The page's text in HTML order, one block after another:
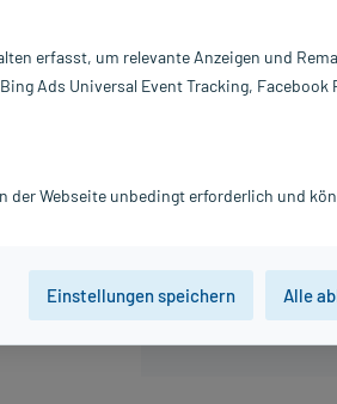
Hersteller:
erfasst, um relevante Anzeigen und
Ads Universal Event Tracking,
der Webseite unbedingt erforderlich und
Einstellungen speichern Alle